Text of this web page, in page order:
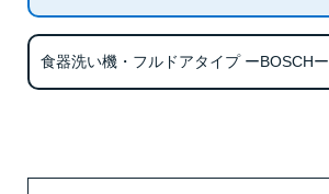
食器洗い機・フルドアタイプ ーBOSCHー